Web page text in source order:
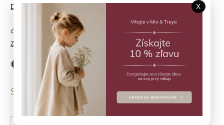
Detailné informácie
Značka: čLOVEčina
Neohodnotené
€29,90
SKLADOM (1 ks)
X